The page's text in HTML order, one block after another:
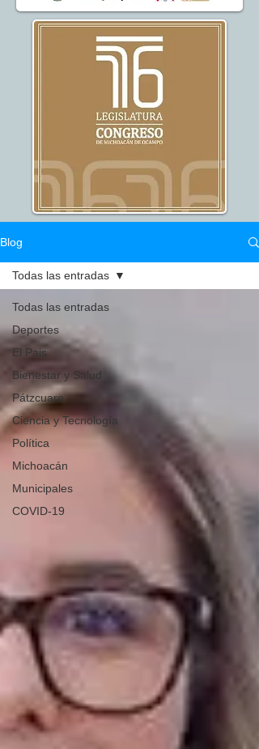
Blog
Todas las entradas
Deportes
El Pais
Bienestar y Salud
Pátzcuaro
Ciencia y Tecnología
Política
Michoacán
Municipales
COVID-19
Todas las entradas